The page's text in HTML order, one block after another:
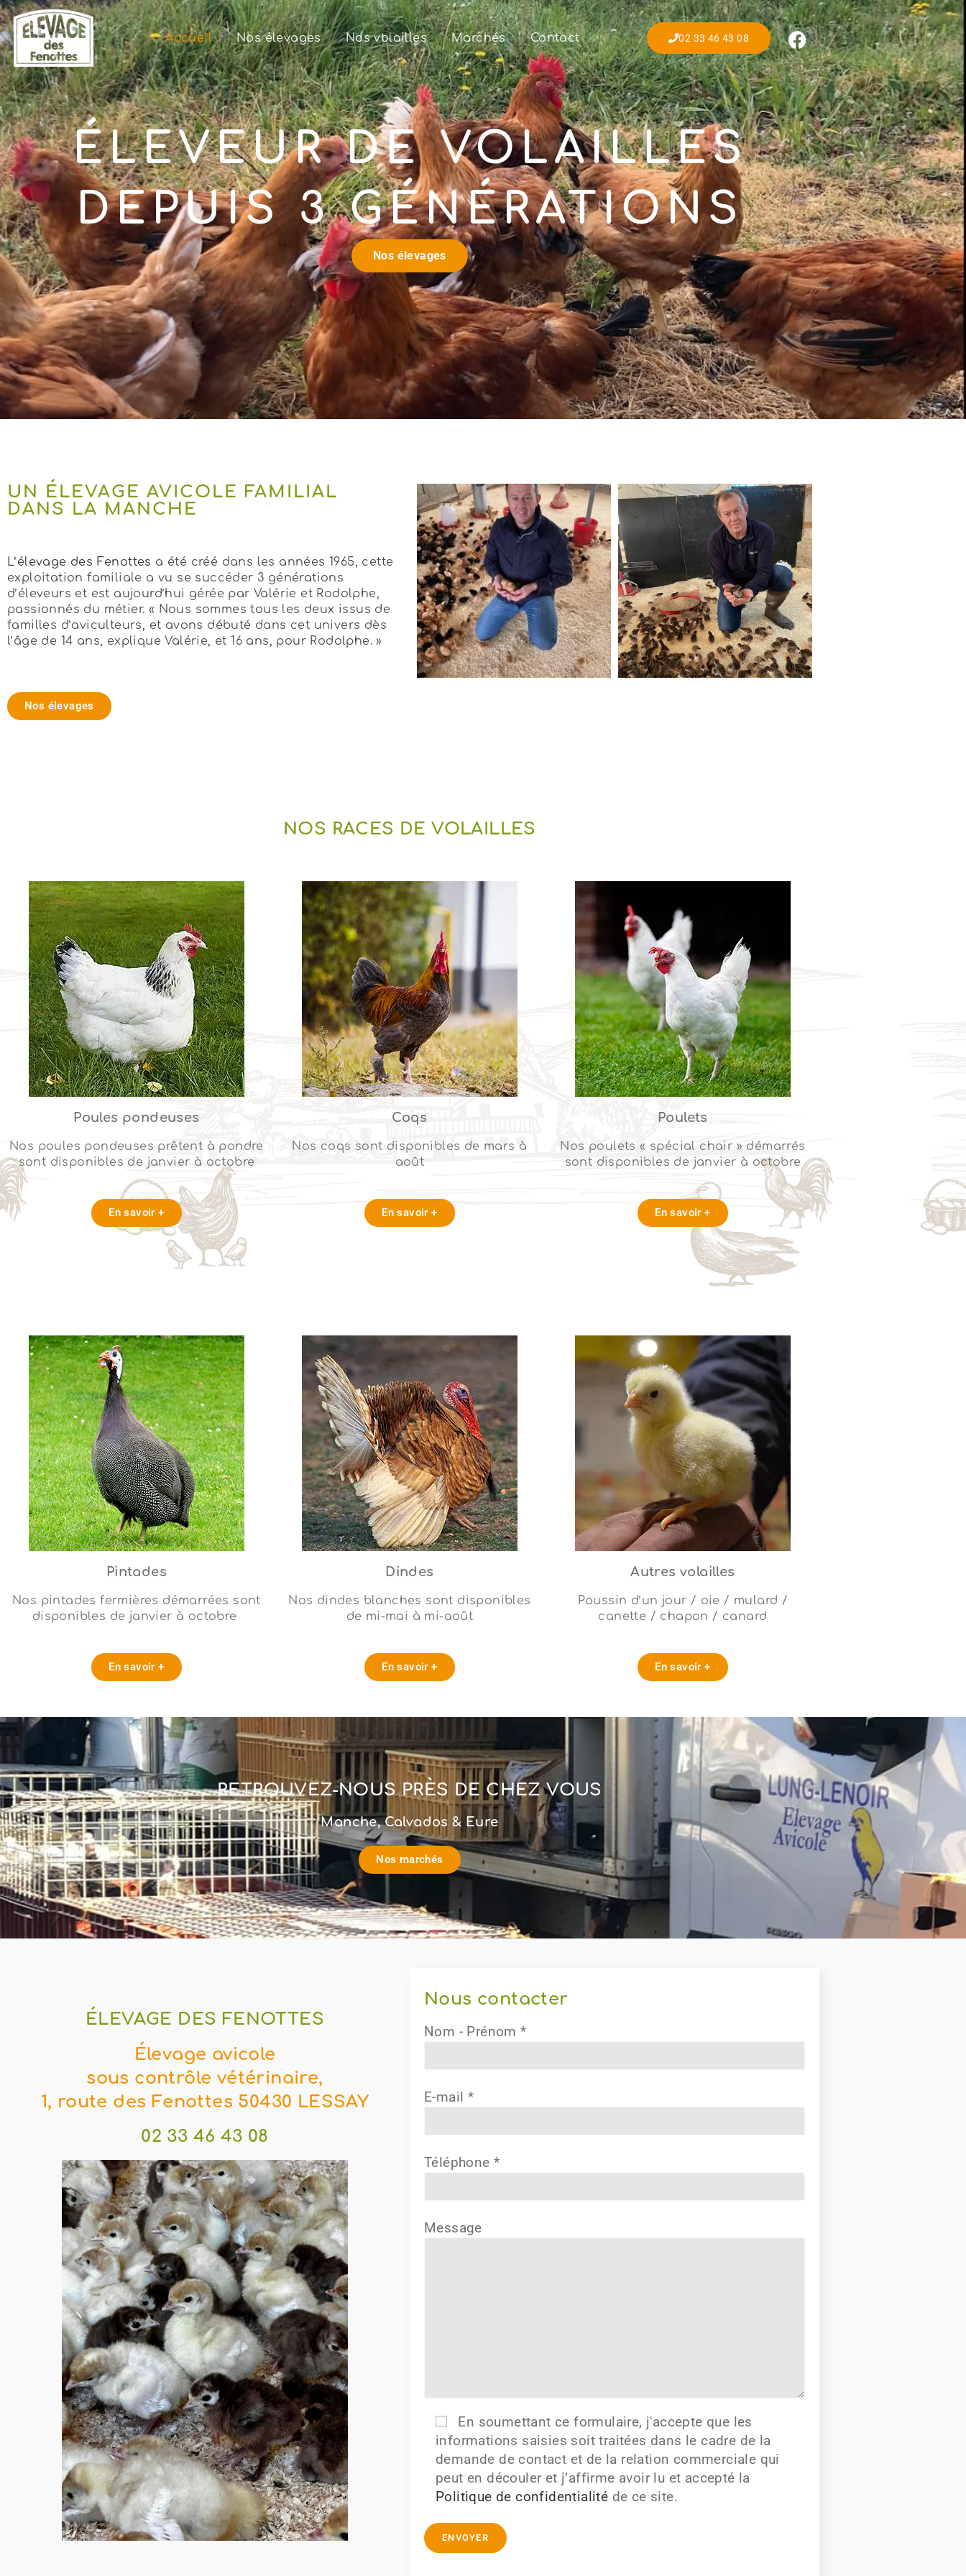
Accueil Nos élevages Nos volailles Marchés Contact 02 33 46 43 08
ÉLEVEUR DE VOLAILLES
DEPUIS 3 GÉNÉRATIONS
Nos élevages
UN ÉLEVAGE AVICOLE FAMILIAL
DANS LA MANCHE
L’élevage des Fenottes a été créé dans les années 1965, cette
exploitation familiale a vu se succéder 3 générations
d’éleveurs et est aujourd’hui gérée par Valérie et Rodolphe,
passionnés du métier. « Nous sommes tous les deux issus de
familles d’aviculteurs, et avons débuté dans cet univers dès
l’âge de 14 ans, explique Valérie, et 16 ans, pour Rodolphe. »
Nos élevages
NOS RACES DE VOLAILLES
Poules pondeuses
Nos poules pondeuses prêtent à pondre
sont disponibles de janvier à octobre
En savoir +
Coqs
Nos coqs sont disponibles de mars à
août
En savoir +
Poulets
Nos poulets « spécial chair » démarrés
sont disponibles de janvier à octobre
En savoir +
Pintades
Nos pintades fermières démarrées sont
disponibles de janvier à octobre
En savoir +
Dindes
Nos dindes blanches sont disponibles
de mi-mai à mi-août
En savoir +
Autres volailles
Poussin d’un jour / oie / mulard /
canette / chapon / canard
En savoir +
RETROUVEZ-NOUS PRÈS DE CHEZ VOUS​
Manche, Calvados & Eure
Nos marchés
ÉLEVAGE DES FENOTTES
Élevage avicole
sous contrôle vétérinaire,
1, route des Fenottes 50430 LESSAY
02 33 46 43 08
Nous contacter
Nom - Prénom *
E-mail *
Téléphone *
Message
En soumettant ce formulaire, j'accepte que les
informations saisies soit traitées dans le cadre de la
demande de contact et de la relation commerciale qui
peut en découler et j’affirme avoir lu et accepté la
Politique de confidentialité de ce site.